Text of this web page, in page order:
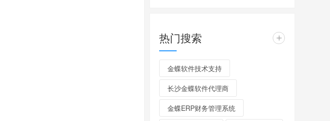
热门搜索 +
金蝶软件技术支持
长沙金蝶软件代理商
金蝶ERP财务管理系统